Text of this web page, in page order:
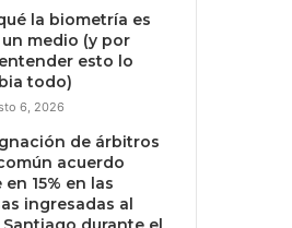
la biometría es
medio (y por
esto lo
todo)
6, 2026
de árbitros
acuerdo
en 15% en las
ingresadas al